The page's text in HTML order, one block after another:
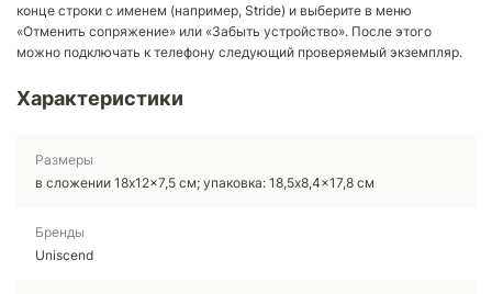
конце строки с именем (например, Stride) и выберите в меню
«Отменить сопряжение» или «Забыть устройство». После этого
можно подключать к телефону следующий проверяемый экземпляр.
Характеристики
Размеры
в сложении 18x12x7,5 см; упаковка: 18,5x8,4x17,8 см
Бренды
Uniscend